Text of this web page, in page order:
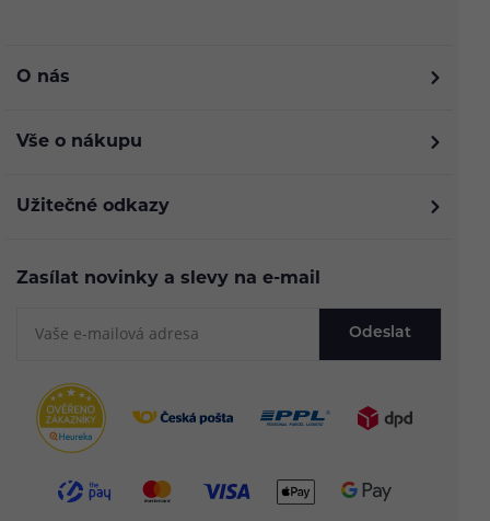
O nás
Vše o nákupu
Užitečné odkazy
Zasílat novinky a slevy na e-mail
Odeslat